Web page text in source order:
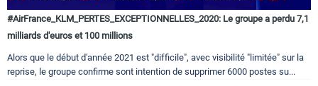
#AirFrance_KLM_PERTES_EXCEPTIONNELLES_2020: Le groupe a perdu 7,1
milliards d'euros et 100 millions
Alors que le début d'année 2021 est "difficile", avec visibilité "limitée" sur la
reprise, le groupe confirme sont intention de supprimer 6000 postes su...